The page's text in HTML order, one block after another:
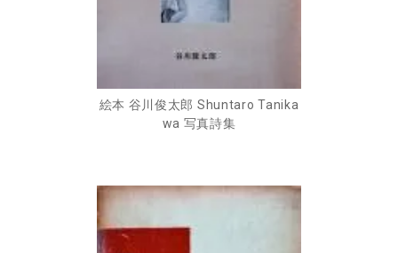
絵本 谷川俊太郎 Shuntaro Tanika
wa 写真詩集